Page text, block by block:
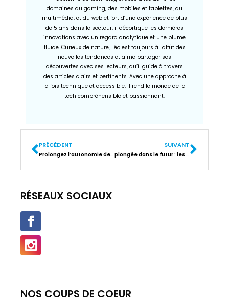
domaines du gaming, des mobiles et tablettes, du
multimédia, et du web et fort d’une expérience de plus
de 5 ans dans le secteur, il décortique les dernières
innovations avec un regard analytique et une plume
fluide. Curieux de nature, Léo est toujours à l'affût des
nouvelles tendances et aime partager ses
découvertes avec ses lecteurs, qu’il guide à travers
des articles clairs et pertinents. Avec une approche à
la fois technique et accessible, il rend le monde de la
tech compréhensible et passionnant.
PRÉCÉDENT
Prolongez l’autonomie de votre smartphone grâce à ces conseils inattendus
SUIVANT
plongée dans le futur : les innovations cachées de la réalité virtuelle high-tech
RÉSEAUX SOCIAUX
NOS COUPS DE COEUR